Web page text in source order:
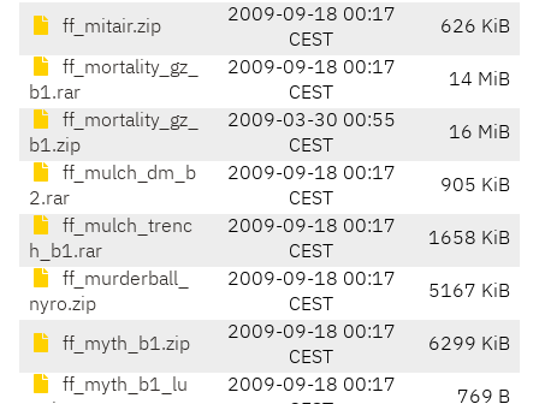
ff_mitair.zip
2009-09-18 00:17
CEST
626 KiB
ff_mortality_gz_
b1.rar
2009-09-18 00:17
CEST
14 MiB
ff_mortality_gz_
b1.zip
2009-03-30 00:55
CEST
16 MiB
ff_mulch_dm_b
2.rar
2009-09-18 00:17
CEST
905 KiB
ff_mulch_trenc
h_b1.rar
2009-09-18 00:17
CEST
1658 KiB
ff_murderball_
nyro.zip
2009-09-18 00:17
CEST
5167 KiB
ff_myth_b1.zip
2009-09-18 00:17
CEST
6299 KiB
ff_myth_b1_lu
2009-09-18 00:17
769 B